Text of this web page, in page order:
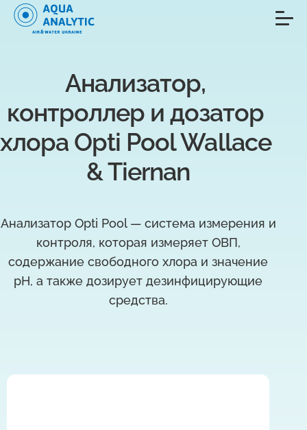
Анализатор,
контроллер и дозатор
хлора Opti Pool Wallace
& Tiernan
Анализатор Opti Pool — система измерения и
контроля, которая измеряет ОВП,
содержание свободного хлора и значение
pH, а также дозирует дезинфицирующие
средства.